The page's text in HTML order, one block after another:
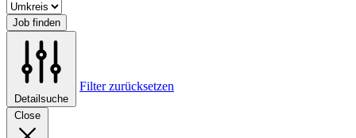
Job finden
Detailsuche
Filter zurücksetzen
Close